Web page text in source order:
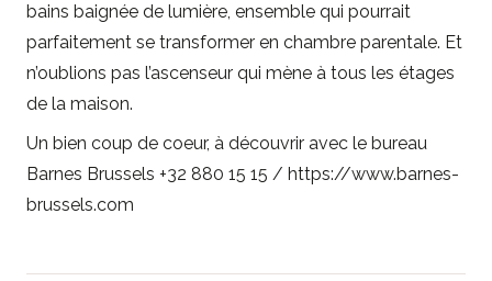
bains baignée de lumière, ensemble qui pourrait
parfaitement se transformer en chambre parentale. Et
n’oublions pas l’ascenseur qui mène à tous les étages
de la maison.
Un bien coup de coeur, à découvrir avec le bureau
Barnes Brussels +32 880 15 15 / https://www.barnes-
brussels.com